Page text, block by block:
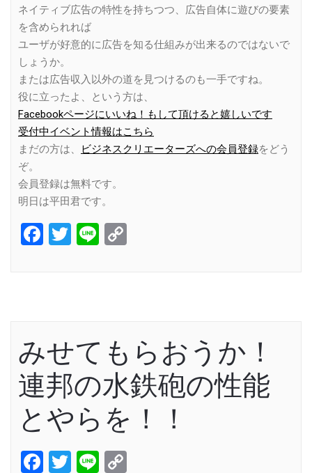
ネイティブ広告の特性を持ちつつ、広告自体に遊びの要素
を含められれば
ユーザが好意的に広告を知る仕組みが出来るのではないで
しょうか。
または広告収入以外の道を見つけるのも一手ですね。
役に立ったよ、という方は、
Facebookページにいいね！もして頂けると嬉しいです
受付中イベント情報はこちら
まだの方は、
ビジネスクリエーターズへの会員登録をどう
ぞ。
会員登録は無料です。
明日は平田君です。
Facebook
Twitter
Line
みせてもらおうか！
連邦の水鉄砲の性能
とやらを！！
Facebook
Twitter
Line